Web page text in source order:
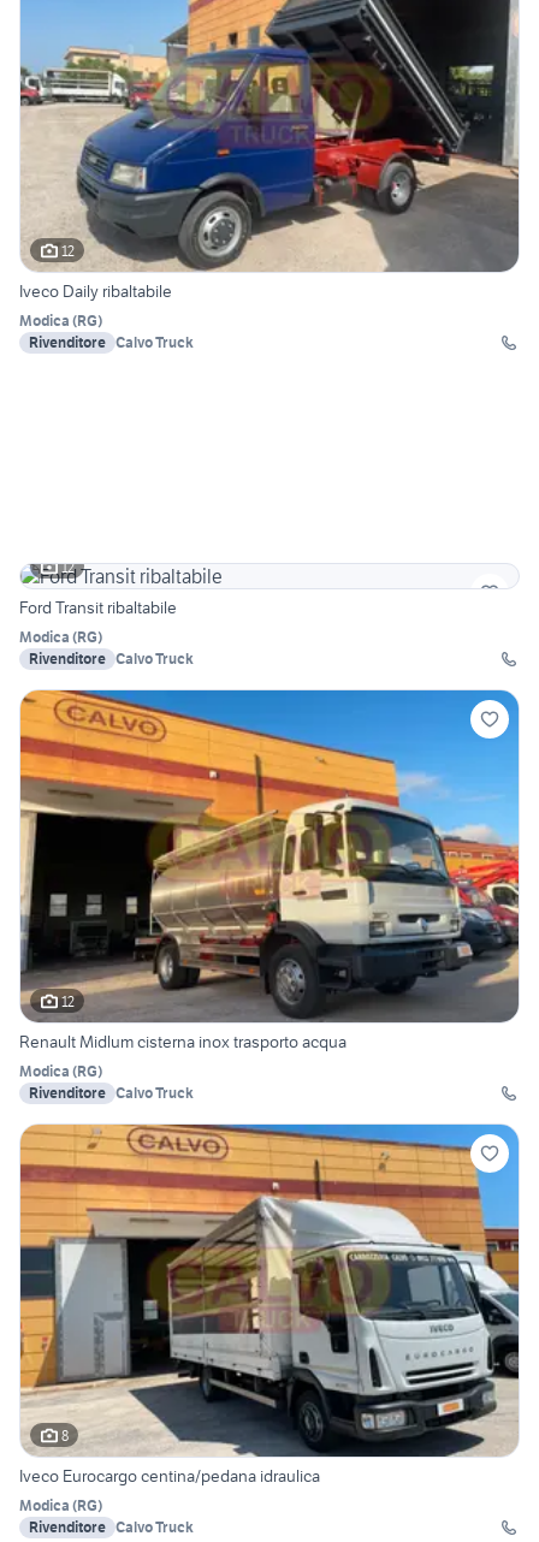
12
Iveco Daily ribaltabile
Modica (RG)
Rivenditore Calvo Truck
12
Ford Transit ribaltabile
Modica (RG)
Rivenditore Calvo Truck
12
Renault Midlum cisterna inox trasporto acqua
Modica (RG)
Rivenditore Calvo Truck
8
Iveco Eurocargo centina/pedana idraulica
Modica (RG)
Rivenditore Calvo Truck